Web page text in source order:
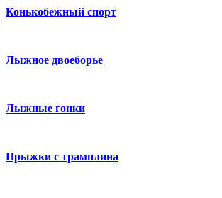
Конькобежный спорт
Лыжное двоеборье
Лыжные гонки
Прыжки с трамплина